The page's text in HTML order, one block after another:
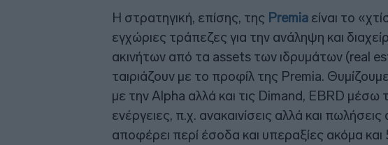
Η στρατηγική, επίσης, της Premia είναι το
εγχώριες τράπεζες για την ανάληψη και
ακινήτων από τα assets των ιδρυμάτων (real
ταιριάζουν με το προφίλ της Premia.
με την Alpha αλλά και τις Dimand, EBRD
ενέργειες, π.χ. ανακαινίσεις αλλά και
αποφέρει περί έσοδα και υπεραξίες ακόμα